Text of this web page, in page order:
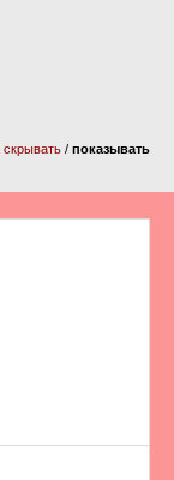
скрывать / показывать